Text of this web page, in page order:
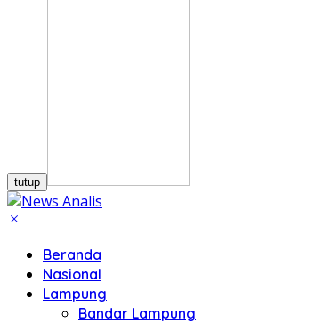
tutup
Beranda
Nasional
Lampung
Bandar Lampung